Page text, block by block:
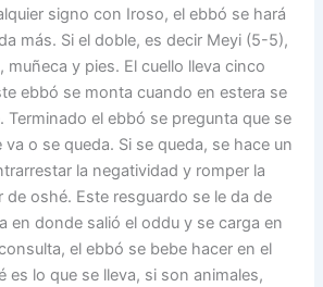
signo con Iroso, el ebbó se hará
más. Si el doble, es decir Meyi (5-5),
muñeca y pies. El cuello lleva cinco
ebbó se monta cuando en estera se
Terminado el ebbó se pregunta que se
o se queda. Si se queda, se hace un
la negatividad y romper la
de oshé. Este resguardo se le da de
en donde salió el oddu y se carga en
el ebbó se bebe hacer en el
es lo que se lleva, si son animales,